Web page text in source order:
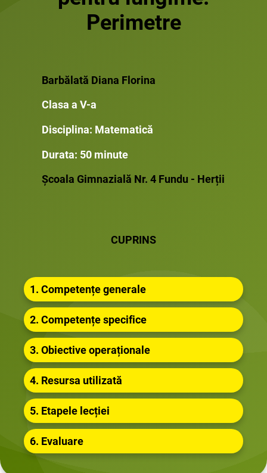
Perimetre
Barbălată Diana Florina
Clasa a V-a
Disciplina: Matematică
Durata: 50 minute
Școala Gimnazială Nr. 4 Fundu - Herții
CUPRINS
1. Competențe generale
2. Competențe specifice
3. Obiective operaționale
4. Resursa utilizată
5. Etapele lecției
6. Evaluare